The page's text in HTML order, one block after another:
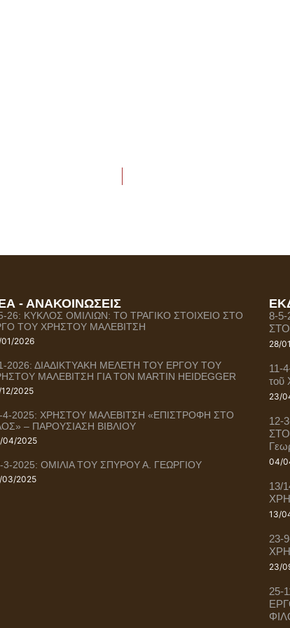
- ΑΝΑΚΟΙΝΩΣΕΙΣ
26: ΚΥΚΛΟΣ ΟΜΙΛΙΩΝ: ΤΟ ΤΡΑΓΙΚΟ ΣΤΟΙΧΕΙΟ ΣΤΟ
ΤΟΥ ΧΡΗΣΤΟΥ ΜΑΛΕΒΙΤΣΗ
01/2026
2026: ΔΙΑΔΙΚΤΥΑΚΗ ΜΕΛΕΤΗ ΤΟΥ ΕΡΓΟΥ ΤΟΥ
ΜΑΛΕΒΙΤΣΗ ΓΙΑ ΤΟΝ MARTIN HEIDEGGER
12/2025
4-2025: ΧΡΗΣΤΟΥ ΜΑΛΕΒΙΤΣΗ «ΕΠΙΣΤΡΟΦΗ ΣΤΟ
– ΠΑΡΟΥΣΙΑΣΗ ΒΙΒΛΙΟΥ
04/2025
3-2025: ΟΜΙΛΙΑ ΤΟΥ ΣΠΥΡΟΥ Α. ΓΕΩΡΓΙΟΥ
03/2025
8-
28/
11-
τοῦ
23/
12-
04/
13/
13/
23-
23/
25-